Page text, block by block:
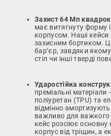
Захист 64 Мп
має витягнуту форму
корпусом. Наші кейси
захисним бортиком.
бар’єр, завдяки
стіл чи інші тверді
Ударостійка
преміальні
поліуретан (TPU) та
відмінно
важливо для важкого
кейс розсіює основну
корпус від тріщин, а